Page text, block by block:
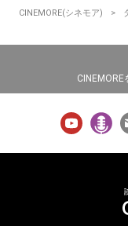
CINEMORE(シネモア)